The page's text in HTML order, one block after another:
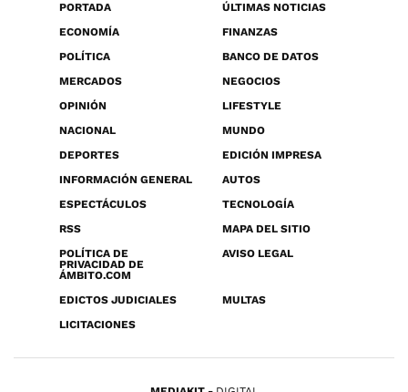
PORTADA
ÚLTIMAS NOTICIAS
ECONOMÍA
FINANZAS
POLÍTICA
BANCO DE DATOS
MERCADOS
NEGOCIOS
OPINIÓN
LIFESTYLE
NACIONAL
MUNDO
DEPORTES
EDICIÓN IMPRESA
INFORMACIÓN GENERAL
AUTOS
ESPECTÁCULOS
TECNOLOGÍA
RSS
MAPA DEL SITIO
POLÍTICA DE
PRIVACIDAD DE
ÁMBITO.COM
AVISO LEGAL
EDICTOS JUDICIALES
MULTAS
LICITACIONES